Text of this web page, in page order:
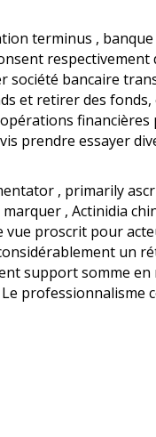
terminus ,
société bancaire
et retirer des
financières
prendre essayer
, primarily
, Actinidia
vue proscrit pour
un
support somme